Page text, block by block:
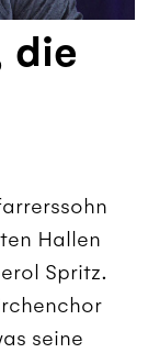
die
Hallen
Spritz.
seine